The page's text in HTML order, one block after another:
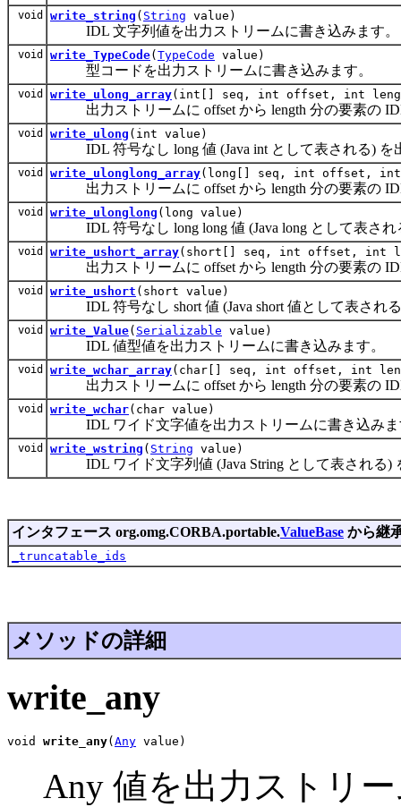
void write_string ( String value)
IDL 文字列値を出力ストリームに書き込みます。
void write_TypeCode( TypeCode value)
型コードを出力ストリームに書き込みます。
void write_ulong_array(int[] seq, int offset, int
出力ストリームに offset から length 分の要素の
void write_ulong (int value)
IDL 符号なし long 値 (Java int として表される) を
void write_ulonglong_array(long[] seq, int offset, int
出力ストリームに offset から length 分の要素の
void write_ulonglong (long value)
IDL 符号なし long long 値 (Java long として表され
void write_ushort_array(short[] seq, int offset, int
出力ストリームに offset から length 分の要素の IDL
void write_ushort (short value)
IDL 符号なし short 値 (Java short 値として表され
void write_Value( Serializable value)
IDL 値型値を出力ストリームに書き込みます。
void write_wchar_array(char[] seq, int offset, int
出力ストリームに offset から length 分の要素の
void write_wchar(char value)
IDL ワイド文字値を出力ストリームに書き込みま
void write_wstring ( String value)
IDL ワイド文字列値 (Java String として表される)
インタフェース org.omg.CORBA.portable.ValueBase から継
_truncatable_ids
メソッドの詳細
write_any
void write_any( Any value)
Any 値を出力ストリ